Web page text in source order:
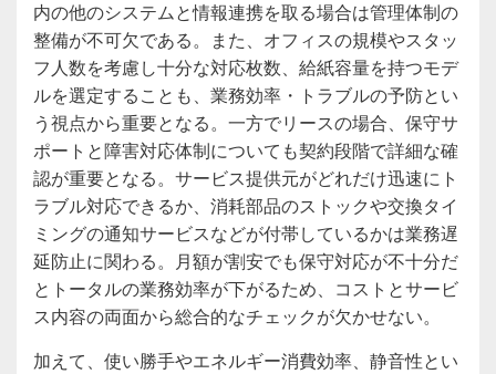
内の他のシステムと情報連携を取る場合は管理体制の
整備が不可欠である。また、オフィスの規模やスタッ
フ人数を考慮し十分な対応枚数、給紙容量を持つモデ
ルを選定することも、業務効率・トラブルの予防とい
う視点から重要となる。一方でリースの場合、保守サ
ポートと障害対応体制についても契約段階で詳細な確
認が重要となる。サービス提供元がどれだけ迅速にト
ラブル対応できるか、消耗部品のストックや交換タイ
ミングの通知サービスなどが付帯しているかは業務遅
延防止に関わる。月額が割安でも保守対応が不十分だ
とトータルの業務効率が下がるため、コストとサービ
ス内容の両面から総合的なチェックが欠かせない。
加えて、使い勝手やエネルギー消費効率、静音性とい